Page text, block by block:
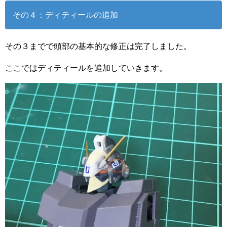
その４：ディティールの追加
その３までで頭部の基本的な修正は完了しました。
ここではディティールを追加していきます。